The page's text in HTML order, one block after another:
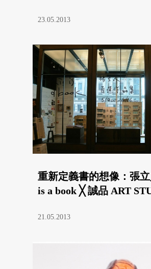
23.05.2013
重新定義書的想像：張
is a book ╳ 誠品 ART
21.05.2013